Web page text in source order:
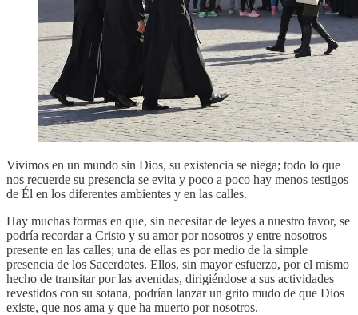
Vivimos en un mundo sin Dios, su existencia se niega; todo lo que
nos recuerde su presencia se evita y poco a poco hay menos testigos
de Él en los diferentes ambientes y en las calles.
Hay muchas formas en que, sin necesitar de leyes a nuestro favor, se
podría recordar a Cristo y su amor por nosotros y entre nosotros
presente en las calles; una de ellas es por medio de la simple
presencia de los Sacerdotes. Ellos, sin mayor esfuerzo, por el mismo
hecho de transitar por las avenidas, dirigiéndose a sus actividades
revestidos con su sotana, podrían lanzar un grito mudo de que Dios
existe, que nos ama y que ha muerto por nosotros.